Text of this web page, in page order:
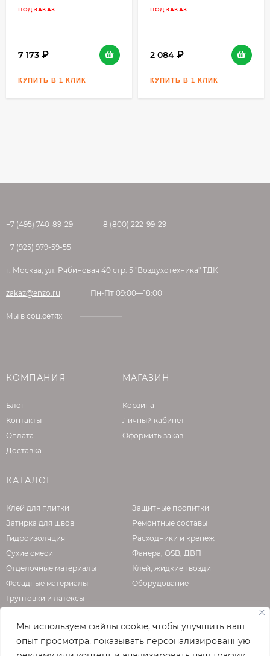
Мы используем файлы cookie, чтобы улучшить ваш
опыт просмотра, показывать персонализированную
ПОД ЗАКАЗ
7 173
ПОД ЗАКАЗ
2 084
+7 (495) 740-89-29 8 (800) 222-99-29
+7 (925) 979-59-55
г. Москва, ул. Рябиновая 40 стр. 5 "Воздухотехника" ТДК
zakaz@enzo.ru Пн-Пт 09:00—18:00
Мы в соц.сетях
КОМПАНИЯ
Блог
Контакты
Оплата
Доставка
МАГАЗИН
Корзина
Личный кабинет
Оформить заказ
КАТАЛОГ
Клей для плитки
Затирка для швов
Гидроизоляция
Сухие смеси
Отделочные материалы
Фасадные материалы
Грунтовки и латексы
Защитные пропитки
Ремонтные составы
Расходники и крепеж
Фанера, OSB, ДВП
Клей, жидкие гвозди
Оборудование
О КОМПАНИИ